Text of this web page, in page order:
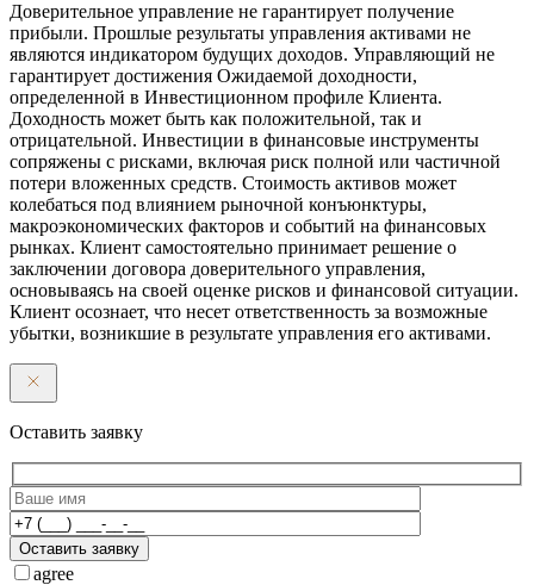
Доверительное управление не гарантирует получение
прибыли. Прошлые результаты управления активами не
являются индикатором будущих доходов. Управляющий не
гарантирует достижения Ожидаемой доходности,
определенной в Инвестиционном профиле Клиента.
Доходность может быть как положительной, так и
отрицательной. Инвестиции в финансовые инструменты
сопряжены с рисками, включая риск полной или частичной
потери вложенных средств. Стоимость активов может
колебаться под влиянием рыночной конъюнктуры,
макроэкономических факторов и событий на финансовых
рынках. Клиент самостоятельно принимает решение о
заключении договора доверительного управления,
основываясь на своей оценке рисков и финансовой ситуации.
Клиент осознает, что несет ответственность за возможные
убытки, возникшие в результате управления его активами.
Оставить заявку
Оставить заявку
agree